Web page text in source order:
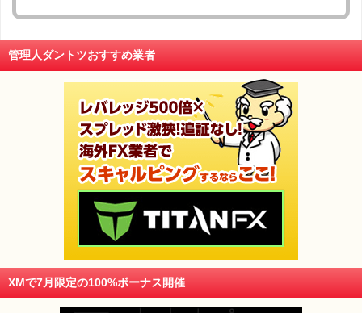
管理人ダントツおすすめ業者
XMで7月限定の100%ボーナス開催